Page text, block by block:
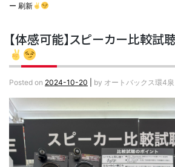
ー 刷新
【体感可能】スピーカー比較試
Posted on 2024-10-20 by オートバックス環4泉